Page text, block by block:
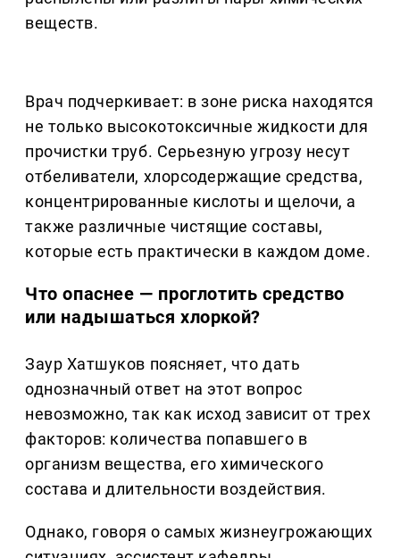
веществ.
Врач подчеркивает: в зоне риска находятся
не только высокотоксичные жидкости для
прочистки труб. Серьезную угрозу несут
отбеливатели, хлорсодержащие средства,
концентрированные кислоты и щелочи, а
также различные чистящие составы,
которые есть практически в каждом доме.
Что опаснее — проглотить средство
или надышаться хлоркой?
Заур Хатшуков поясняет, что дать
однозначный ответ на этот вопрос
невозможно, так как исход зависит от трех
факторов: количества попавшего в
организм вещества, его химического
состава и длительности воздействия.
Однако, говоря о самых жизнеугрожающих